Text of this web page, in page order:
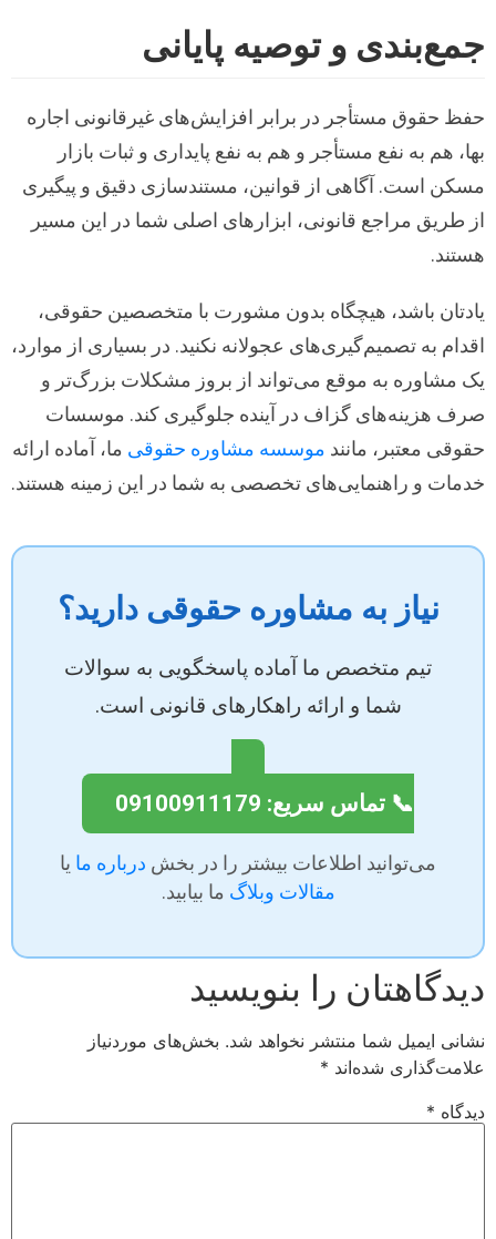
جمع‌بندی و توصیه پایانی
حفظ حقوق مستأجر در برابر افزایش‌های غیرقانونی اجاره
بها، هم به نفع مستأجر و هم به نفع پایداری و ثبات بازار
مسکن است. آگاهی از قوانین، مستندسازی دقیق و پیگیری
از طریق مراجع قانونی، ابزارهای اصلی شما در این مسیر
هستند.
یادتان باشد، هیچگاه بدون مشورت با متخصصین حقوقی،
اقدام به تصمیم‌گیری‌های عجولانه نکنید. در بسیاری از موارد،
یک مشاوره به موقع می‌تواند از بروز مشکلات بزرگ‌تر و
صرف هزینه‌های گزاف در آینده جلوگیری کند. موسسات
حقوقی معتبر، مانند موسسه مشاوره حقوقی ما، آماده ارائه
خدمات و راهنمایی‌های تخصصی به شما در این زمینه هستند.
نیاز به مشاوره حقوقی دارید؟
تیم متخصص ما آماده پاسخگویی به سوالات
شما و ارائه راهکارهای قانونی است.
📞 تماس سریع: 09100911179
می‌توانید اطلاعات بیشتر را در بخش درباره ما یا
مقالات وبلاگ ما بیابید.
دیدگاهتان را بنویسید
نشانی ایمیل شما منتشر نخواهد شد. بخش‌های موردنیاز
علامت‌گذاری شده‌اند *
دیدگاه *